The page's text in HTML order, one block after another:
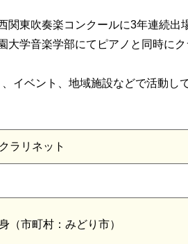
関東吹奏楽コンクールに3年連続
大学音楽学部にてピアノと同時に
イベント、地域施設などで活動して
ラリネット
（市町村：みどり市）